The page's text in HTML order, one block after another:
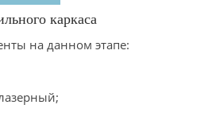
каркаса
на данном этапе: